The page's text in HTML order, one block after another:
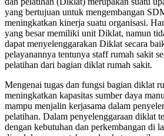
yang bertujuan untuk mengembangan
meningkatkan kinerja suatu organisasi.
yang besar memiliki unit Diklat, namun
dapat menyelenggarakan Diklat secara
pelayanannya tentunya staff rumah sakit
pelatihan dari bagian diklat rumah sakit.
Mengenai tugas dan fungsi bagian diklat
meningkatkan kapasitas sumber daya
mampu menjalin kerjasama dalam
pelatihan. Dalam penyelenggaraan diklat
dengan kebutuhan dan perkembangan di